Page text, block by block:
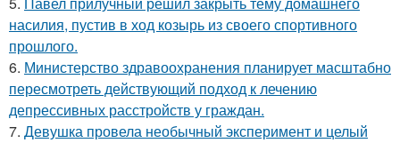
насилия, пустив в ход козырь из своего спортивного
прошлого.
6. Министерство здравоохранения планирует масштабно
пересмотреть действующий подход к лечению
депрессивных расстройств у граждан.
7. Девушка провела необычный эксперимент и целый